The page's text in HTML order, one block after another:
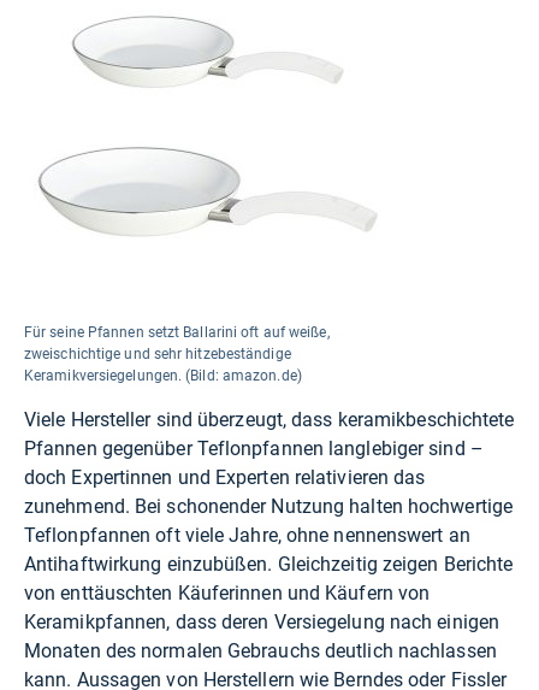
Für seine Pfannen setzt Ballarini oft auf weiße,
zweischichtige und sehr hitzebeständige
Keramikversiegelungen. (Bild: amazon.de)
Viele Hersteller sind überzeugt, dass keramikbeschichtete
Pfannen gegenüber Teflonpfannen langlebiger sind –
doch Expertinnen und Experten relativieren das
zunehmend. Bei schonender Nutzung halten hochwertige
Teflonpfannen oft viele Jahre, ohne nennenswert an
Antihaftwirkung einzubüßen. Gleichzeitig zeigen Berichte
von enttäuschten Käuferinnen und Käufern von
Keramikpfannen, dass deren Versiegelung nach einigen
Monaten des normalen Gebrauchs deutlich nachlassen
kann. Aussagen von Herstellern wie Berndes oder Fissler